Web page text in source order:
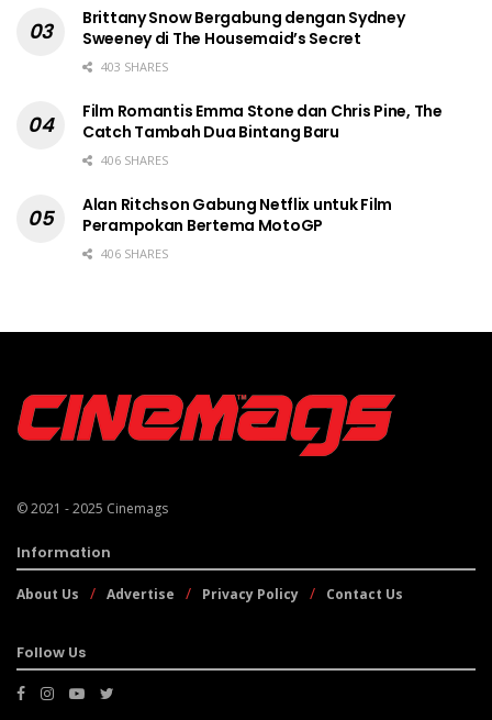
Brittany Snow Bergabung dengan Sydney
Sweeney di The Housemaid’s Secret
403 SHARES
Film Romantis Emma Stone dan Chris Pine, The
Catch Tambah Dua Bintang Baru
406 SHARES
Alan Ritchson Gabung Netflix untuk Film
Perampokan Bertema MotoGP
406 SHARES
© 2021 - 2025 Cinemags
Information
About Us Advertise Privacy Policy Contact Us
Follow Us